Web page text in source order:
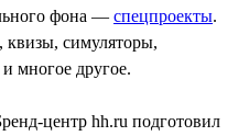
фона — спецпроекты.
квизы, симуляторы,
многое другое.
центр hh.ru подготовил